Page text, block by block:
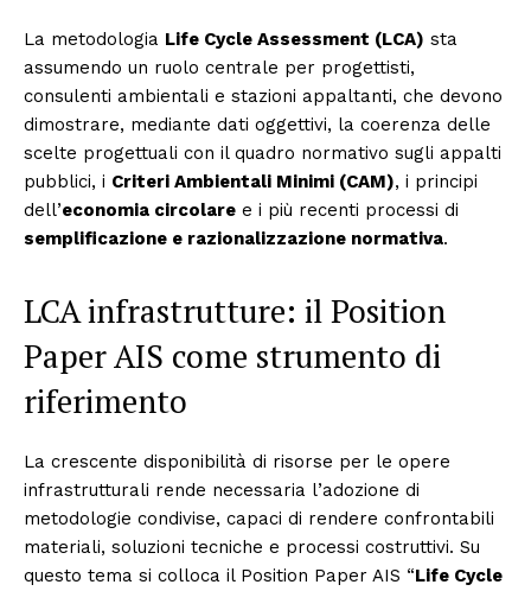
La metodologia Life Cycle Assessment (LCA) sta
assumendo un ruolo centrale per progettisti,
consulenti ambientali e stazioni appaltanti, che devono
dimostrare, mediante dati oggettivi, la coerenza delle
scelte progettuali con il quadro normativo sugli appalti
pubblici, i Criteri Ambientali Minimi (CAM), i principi
dell’economia circolare e i più recenti processi di
semplificazione e razionalizzazione normativa.
LCA infrastrutture: il Position
Paper AIS come strumento di
riferimento
La crescente disponibilità di risorse per le opere
infrastrutturali rende necessaria l’adozione di
metodologie condivise, capaci di rendere confrontabili
materiali, soluzioni tecniche e processi costruttivi. Su
questo tema si colloca il Position Paper AIS “Life Cycle